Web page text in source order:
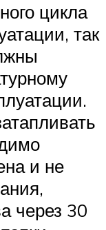
цикла
так
и не
через 30